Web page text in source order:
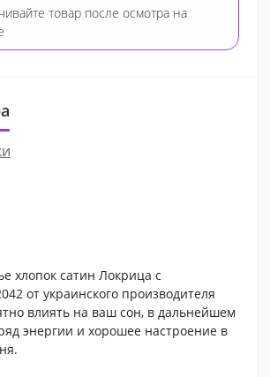
товар после осмотра на
хлопок сатин Локрица с
от украинского производителя
влиять на ваш сон, в дальнейшем
энергии и хорошее настроение в